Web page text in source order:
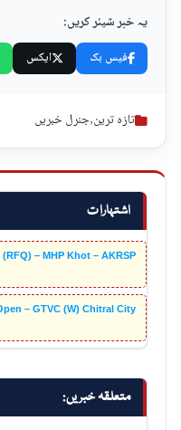
اشتہارات
– MHP Khot – AKRSP
– GTVC (W) Chitral City
متعلقہ خبریں:
یہ خبر شیئر کریں:
فیس بک ایکس
تازہ ترین,جنرل خبریں